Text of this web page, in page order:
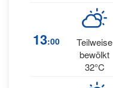
13:00
Teilweise
bewölkt
32°C